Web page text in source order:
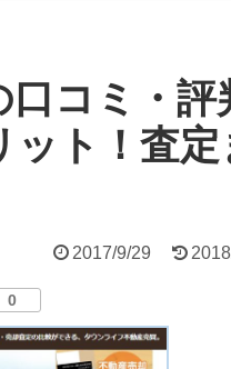
コミ・評
ト！査定
2017/9/29
0